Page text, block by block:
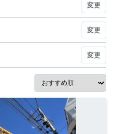
変更
変更
変更